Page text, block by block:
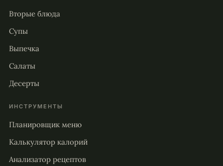
Вторые блюда
Супы
Выпечка
Салаты
Десерты
ИНСТРУМЕНТЫ
Планировщик меню
Калькулятор калорий
Анализатор рецептов